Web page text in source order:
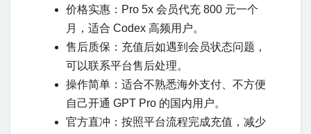
价格实惠：Pro 5x 会员代充 800 元一个
月，适合 Codex 高频用户。
售后质保：充值后如遇到会员状态问题，
可以联系平台售后处理。
操作简单：适合不熟悉海外支付、不方便
自己开通 GPT Pro 的国内用户。
官方直冲：按照平台流程完成充值，减少